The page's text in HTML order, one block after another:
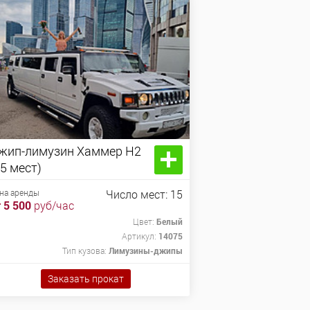
лимузин Хаммер H2
мест)
Число мест: 15
аренды
5 500 руб/час
Цвет: Белый
Артикул: 14075
Тип кузова: Лимузины-джипы
Заказать прокат